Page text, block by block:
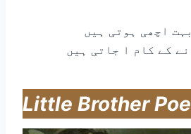
اچھی ہوتی ہیں
کے کام ا جاتی ہیں
Little Brother